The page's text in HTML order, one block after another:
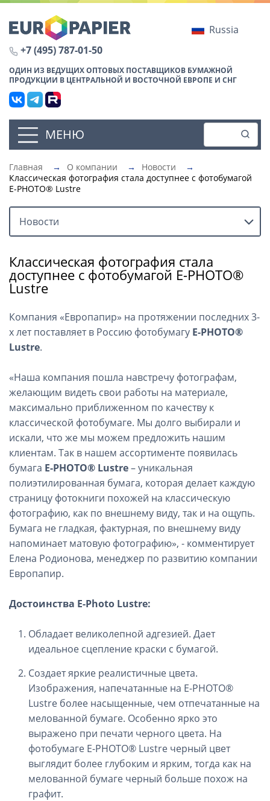
Russia
+7 (495) 787-01-50
ОДИН ИЗ ВЕДУЩИХ ОПТОВЫХ ПОСТАВЩИКОВ БУМАЖНОЙ
ПРОДУКЦИИ В ЦЕНТРАЛЬНОЙ И ВОСТОЧНОЙ ЕВРОПЕ И СНГ
МЕНЮ
Главная → О компании → Новости
→
Классическая фотография стала доступнее с фотобумагой
E-PHOTO® Lustre
Новости
Классическая фотография стала
доступнее с фотобумагой E-PHOTO®
Lustre
Компания «Европапир» на протяжении последних 3-
х лет поставляет в Россию фотобумагу E-PHOTO®
Lustre.
«Наша компания пошла навстречу фотографам,
желающим видеть свои работы на материале,
максимально приближенном по качеству к
классической фотобумаге. Мы долго выбирали и
искали, что же мы можем предложить нашим
клиентам. Так в нашем ассортименте появилась
бумага E-PHOTO® Lustre– уникальная
полиэтилированная бумага, которая делает каждую
страницу фотокниги похожей на классическую
фотографию, как по внешнему виду, так и на ощупь.
Бумага не гладкая, фактурная, по внешнему виду
напоминает матовую фотографию», - комментирует
Елена Родионова, менеджер по развитию компании
Европапир.
Достоинства E-Photo Lustre:
Обладает великолепной адгезией. Дает
идеальное сцепление краски с бумагой.
Создает яркие реалистичные цвета.
Изображения, напечатанные на E-PHOTO®
Lustre более насыщенные, чем отпечатанные на
мелованной бумаге. Особенно ярко это
выражено при печати черного цвета. На
фотобумаге E-PHOTO® Lustre черный цвет
выглядит более глубоким и ярким, тогда как на
мелованной бумаге черный больше похож на
графит.